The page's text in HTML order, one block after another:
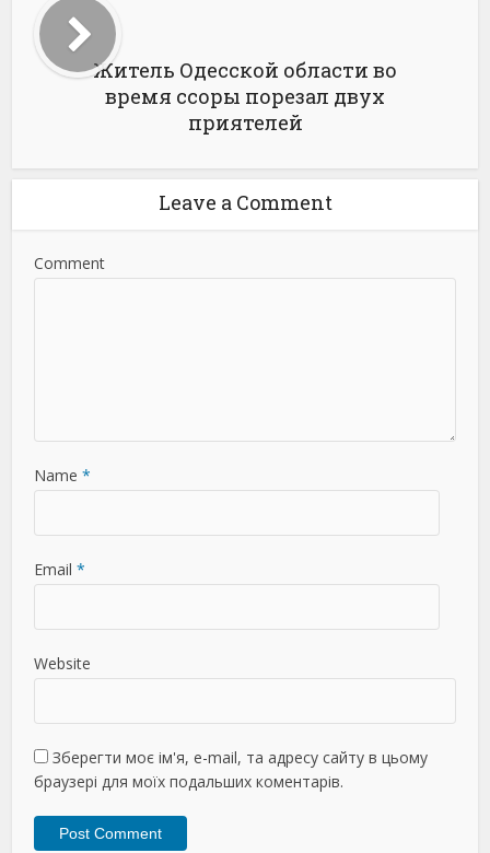
Житель Одесской области во
время ссоры порезал двух
приятелей
Leave a Comment
Comment
Name *
Email *
Website
Зберегти моє ім'я, e-mail, та адресу сайту в цьому
браузері для моїх подальших коментарів.